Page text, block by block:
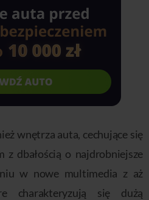
wnętrza auta, cechujące się
z dbałością o najdrobniejsze
w nowe multimedia z aż
charakteryzują się dużą